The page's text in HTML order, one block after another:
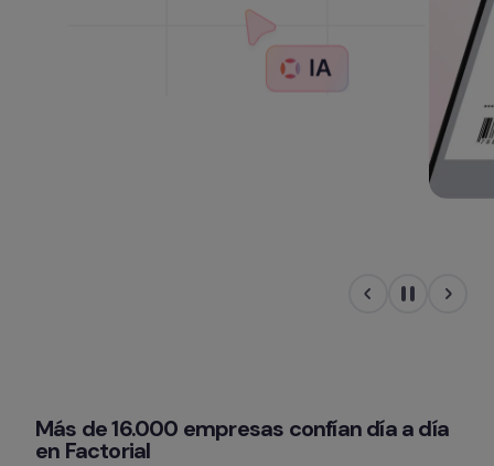
Más de 16.000 empresas confían día a día
en Factorial